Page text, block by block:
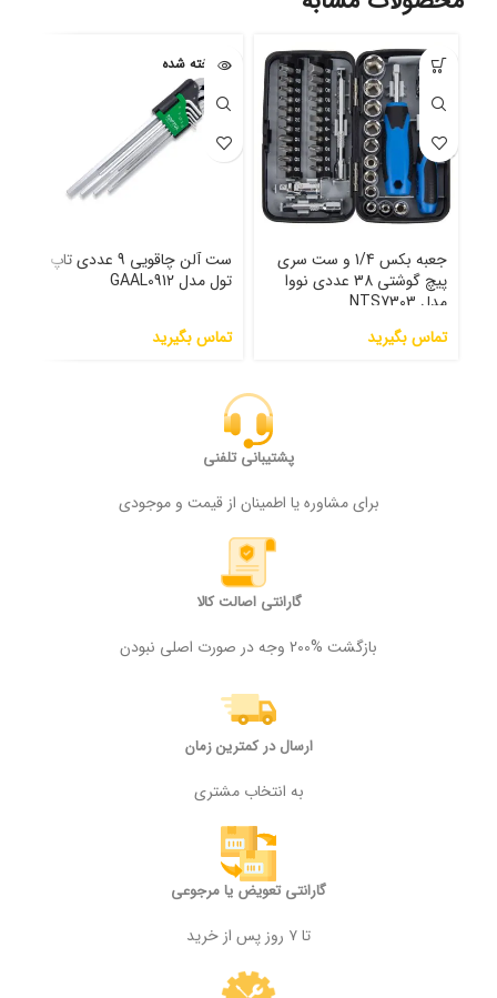
جعبه بکس 1/4 و ست سری
پیچ گوشتی 38 عددی نووا
مدل NTS7303
تماس بگیرید
فروخته شده
ست آلن چاقویی 9 عددی تاپ
تول مدل GAAL0912
تماس بگیرید
پشتیبانی تلفنی
برای مشاوره یا اطمینان از قیمت و موجودی
گارانتی اصالت کالا
بازگشت %200 وجه در صورت اصلی نبودن
ارسال در کمترین زمان
به انتخاب مشتری
گارانتی تعویض یا مرجوعی
تا ۷ روز پس از خرید